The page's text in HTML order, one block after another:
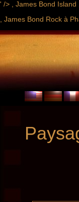
' />
, James Bond
, James Bond Rock à